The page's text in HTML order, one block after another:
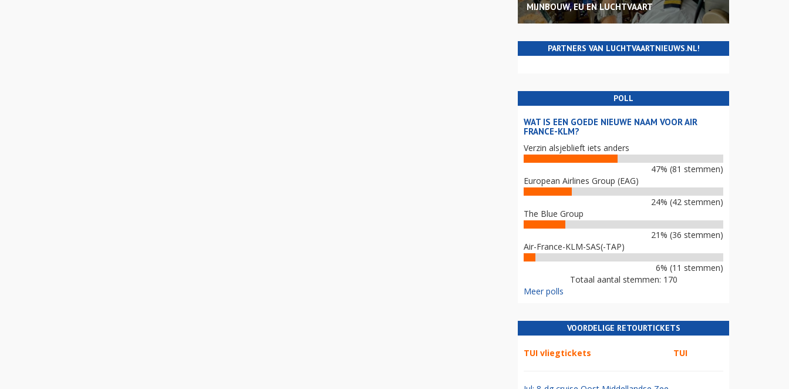
MIJNBOUW, EU EN LUCHTVAART
PARTNERS VAN LUCHTVAARTNIEUWS.NL!
POLL
WAT IS EEN GOEDE NIEUWE NAAM VOOR AIR
FRANCE-KLM?
Verzin alsjeblieft iets anders
47% (81 stemmen)
European Airlines Group (EAG)
24% (42 stemmen)
The Blue Group
21% (36 stemmen)
Air-France-KLM-SAS(-TAP)
6% (11 stemmen)
Totaal aantal stemmen: 170
Meer polls
VOORDELIGE RETOURTICKETS
TUI vliegtickets TUI